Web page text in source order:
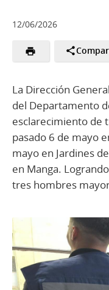
12/06/2026
La Dirección
del Departamento
esclarecimiento de
pasado 6 de mayo
mayo en Jardines
en Manga.
tres hombres